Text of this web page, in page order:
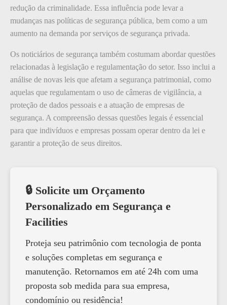
redução da criminalidade. Essa influência pode levar a
mudanças nas políticas de segurança pública, bem como a um
aumento na demanda por serviços de segurança privada.
Os noticiários de segurança também costumam abordar questões
relacionadas à legislação e regulamentação do setor. Isso inclui a
análise de novas leis que afetam a segurança patrimonial, como
aquelas que regulamentam o uso de câmeras de vigilância, a
proteção de dados pessoais e a atuação de empresas de
segurança. A compreensão dessas questões legais é essencial
para que indivíduos e empresas possam operar dentro da lei e
garantir a proteção de seus direitos.
🔒 Solicite um Orçamento
Personalizado em Segurança e
Facilities
Proteja seu patrimônio com tecnologia de ponta
e soluções completas em segurança e
manutenção. Retornamos em até 24h com uma
proposta sob medida para sua empresa,
condomínio ou residência!